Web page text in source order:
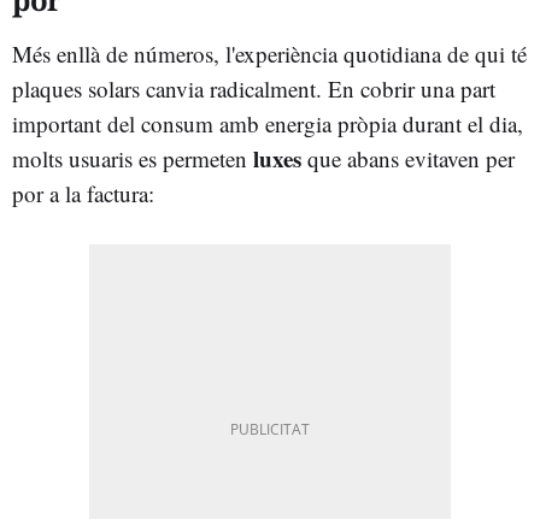
Més enllà de números, l'experiència quotidiana de qui té
plaques solars canvia radicalment. En cobrir una part
important del consum amb energia pròpia durant el dia,
molts usuaris es permeten luxes que abans evitaven per
por a la factura: